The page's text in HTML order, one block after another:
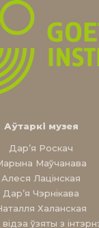
Аўтаркі музея
Дар’я Роскач
Маўчанава
Алеся Лацінская
Дар’я Чэрнікава
Халанская
ўзяты з